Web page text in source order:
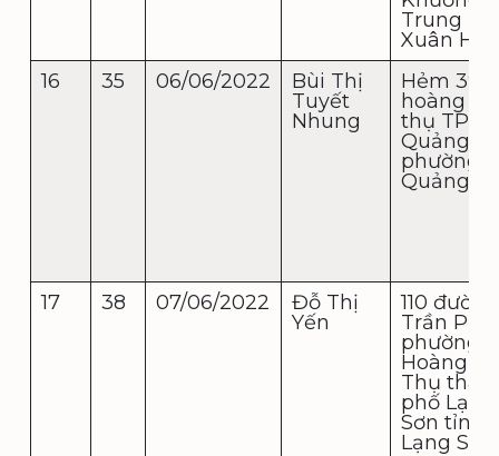
Trung
Xuân Hà
16
35 06/06/2022
Bùi Thị
Tuyết
Nhung
Hẻm 39/
hoàng
thụ TP
Quảng
phường
Quảng
17 38 07/06/2022
Đỗ Thị
Yến
110 đường
Trần Phú
phường
Hoàng
Thụ
phố Lạng
Sơn tỉnh
Lạng Sơn